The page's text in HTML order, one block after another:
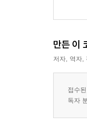
1. [타이
2. [포지셔
3. [인내력
5. [노후
만든 이
저자, 역자,
접수
독자